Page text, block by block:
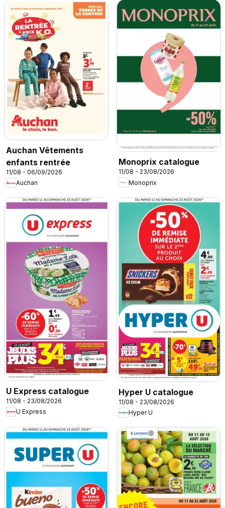
Auchan Vêtements
enfants rentrée
11/08 - 06/09/2026
Auchan
Monoprix catalogue
11/08 - 23/08/2026
Monoprix
U Express catalogue
11/08 - 23/08/2026
U Express
Hyper U catalogue
11/08 - 23/08/2026
Hyper U